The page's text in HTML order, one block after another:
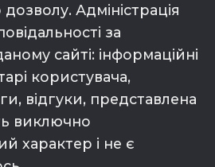
Адміністрація
за
сайті: інформаційні
користувача,
відгуки, представлена
виключно
характер і не є